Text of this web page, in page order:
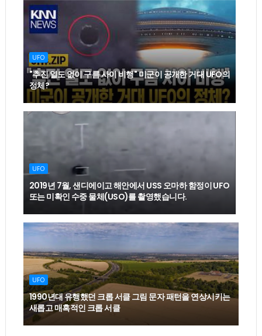
UFO
"추진 열도 없이 구름 사이 비행" 미군이 공개한 거대 UFO의
정체?
UFO
2019년 7월, 샌디에이고 해안에서 USS 오마하 함정이 UFO
또는 미확인 수중 물체(USO)를 촬영했습니다.
UFO
1990년대 유행했던 크롭 서클 그림 문자 패턴을 연상시키는
새롭고 매혹적인 크롭 서클